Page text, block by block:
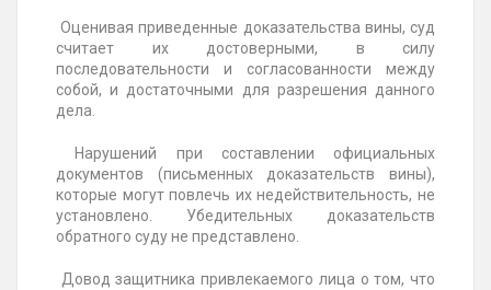
Оценивая приведенные доказательства вины, суд
считает их достоверными, в силу
последовательности и согласованности между
собой, и достаточными для разрешения данного
дела.
Нарушений при составлении официальных
документов (письменных доказательств вины),
которые могут повлечь их недействительность, не
установлено. Убедительных доказательств
обратного суду не представлено.
Довод защитника привлекаемого лица о том, что